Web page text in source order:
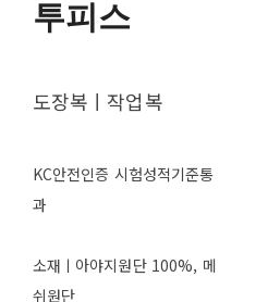
투피스
도장복ㅣ작업복
KC안전인증 시험성적기준통
과
소재ㅣ아야지원단 100%, 메
쉬원단